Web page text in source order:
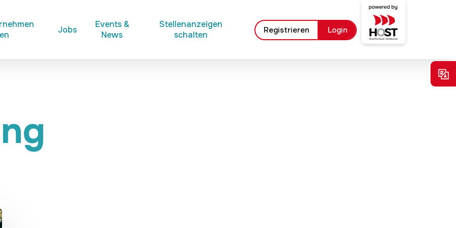
Jobs
Events &
News
Stellenanzeigen
schalten
Registrieren Login